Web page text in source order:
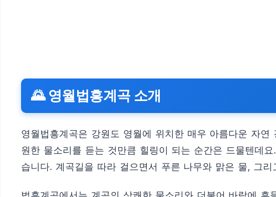
🌄 영월법흥계곡 소개
영월법흥계곡은 강원도 영월에 위치한 매우 아름다운 자
원한 물소리를 듣는 것만큼 힐링이 되는 순간은 드물텐데
습니다. 계곡길을 따라 걸으면서 푸른 나무와 맑은 물, 그